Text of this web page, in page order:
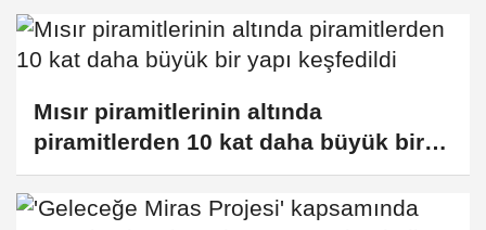
Mısır piramitlerinin altında
piramitlerden 10 kat daha büyük bir
yapı keşfedildi